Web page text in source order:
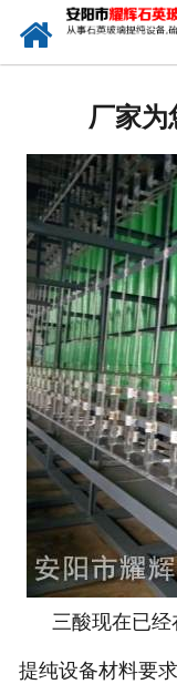
厂家为
三酸现在已经
提纯设备材料要